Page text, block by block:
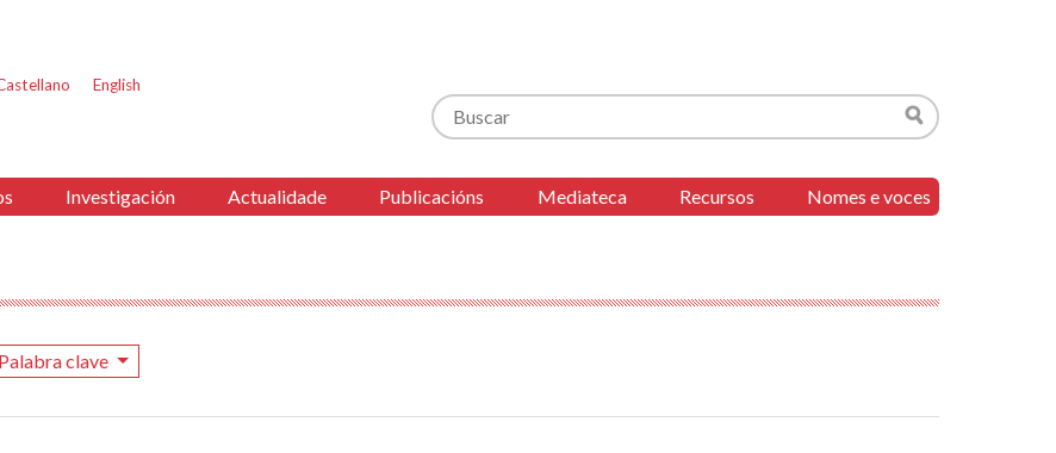
English
Buscar
Buscar
Investigación Actualidade Publicacións Mediateca Recursos Nomes e voces
Palabra clave